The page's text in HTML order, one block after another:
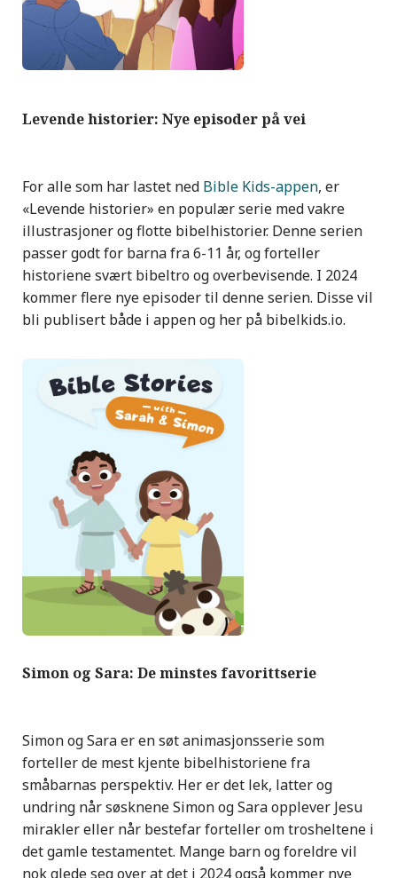
Levende historier: Nye episoder på vei
For alle som har lastet ned Bible Kids-appen, er
«Levende historier» en populær serie med vakre
illustrasjoner og flotte bibelhistorier. Denne serien
passer godt for barna fra 6-11 år, og forteller
historiene svært bibeltro og overbevisende. I 2024
kommer flere nye episoder til denne serien. Disse vil
bli publisert både i appen og her på bibelkids.io.
Simon og Sara: De minstes favorittserie
Simon og Sara er en søt animasjonsserie som
forteller de mest kjente bibelhistoriene fra
småbarnas perspektiv. Her er det lek, latter og
undring når søsknene Simon og Sara opplever Jesu
mirakler eller når bestefar forteller om trosheltene i
det gamle testamentet. Mange barn og foreldre vil
nok glede seg over at det i 2024 også kommer nye